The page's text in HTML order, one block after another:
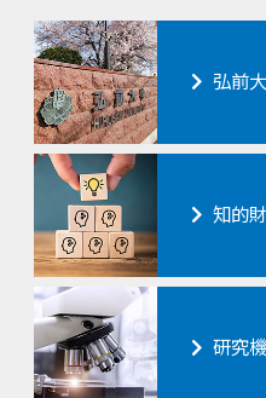
弘前
知的
研究